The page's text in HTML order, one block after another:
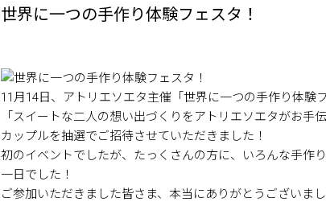
世界に一つの手作り体験フェスタ！
11月14日、アトリエソエタ主催「世界に一つの手作り体験
「スイートな二人の想い出づくりをアトリエソエタがお手
カップルを抽選でご招待させていただきました！
初のイベントでしたが、たっくさんの方に、いろんな手作
一日でした！
ご参加いただきました皆さま、本当にありがとうございまし